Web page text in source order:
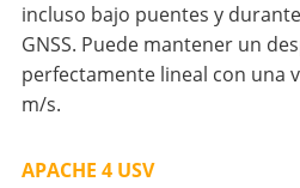
incluso bajo puentes y
GNSS. Puede mantener un
perfectamente lineal con una
m/s.
APACHE 4 USV